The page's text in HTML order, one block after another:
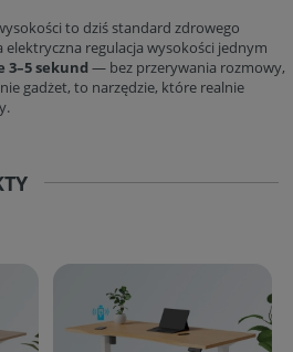
to dziś standard zdrowego
elektryczna regulacja wysokości jednym
3–5 sekund — bez przerywania rozmowy,
gadżet, to narzędzie, które realnie